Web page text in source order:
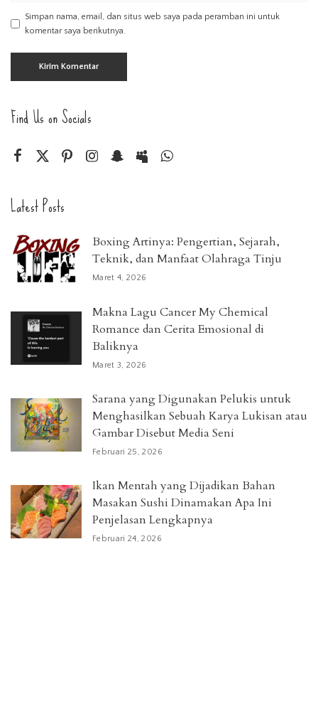
Simpan nama, email, dan situs web saya pada peramban ini untuk
komentar saya berikutnya.
Find Us on Socials
Latest Posts
Boxing Artinya: Pengertian, Sejarah,
Teknik, dan Manfaat Olahraga Tinju
Maret 4, 2026
Makna Lagu Cancer My Chemical
Romance dan Cerita Emosional di
Baliknya
Maret 3, 2026
Sarana yang Digunakan Pelukis untuk
Menghasilkan Sebuah Karya Lukisan atau
Gambar Disebut Media Seni
Februari 25, 2026
Ikan Mentah yang Dijadikan Bahan
Masakan Sushi Dinamakan Apa Ini
Penjelasan Lengkapnya
Februari 24, 2026